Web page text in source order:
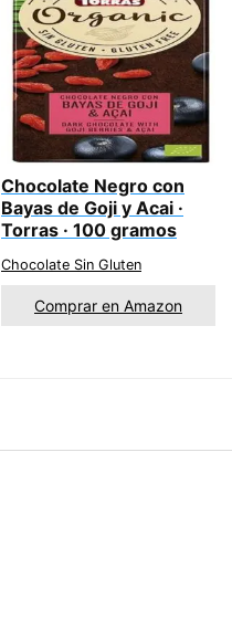
Chocolate Negro con
Bayas de Goji y Acai ·
Torras · 100 gramos
Chocolate Sin Gluten
Comprar en Amazon